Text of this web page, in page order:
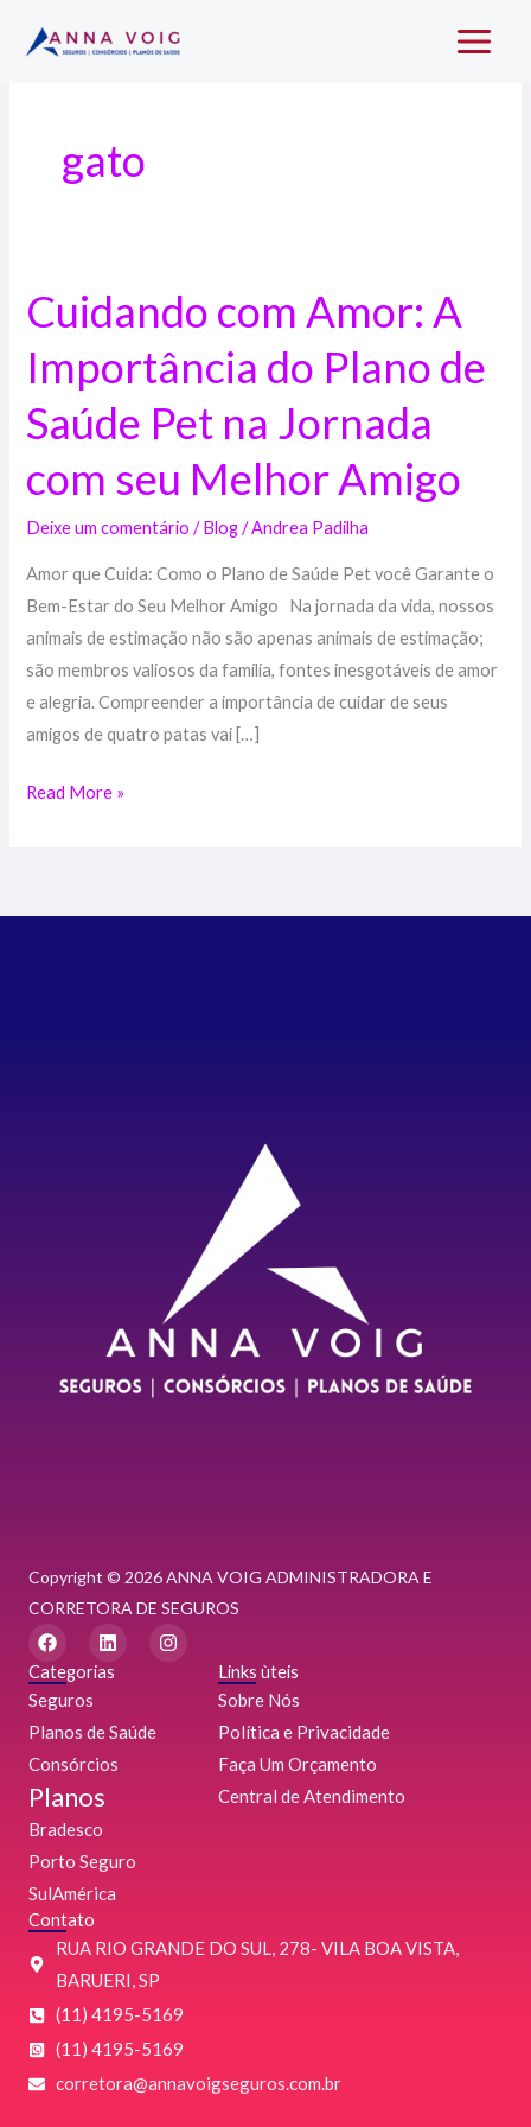
para
Main
gato
Cuidando com Amor: A
Importância do Plano de
Saúde Pet na Jornada
com seu Melhor Amigo
Deixe um comentário /Blog/Andrea Padilha
Amor que Cuida: Como o Plano de Saúde Pet você Garante o
Bem-Estar do Seu Melhor Amigo Na jornada da vida, nossos
animais de estimação não são apenas animais de estimação;
são membros valiosos da família, fontes inesgotáveis ​​de amor
e alegria. Compreender a importância de cuidar de seus
amigos de quatro patas vai […]
Cuidando
com
Amor:
Importância
Plano
de
Pet
na
Jornada
com
seu
Melhor
Read More »
Copyright © 2026 ANNA VOIG ADMINISTRADORA E
CORRETORA DE SEGUROS
F
a
c
e
b
o
o
k
L
i
n
d
i
n
I
n
Categorias
Seguros
Planos de Saúde
Consórcios
Planos
Bradesco
Porto Seguro
SulAmérica
Links ùteis
Sobre Nós
Política e Privacidade
Faça Um Orçamento
Central de Atendimento
Contato
RUA RIO GRANDE DO SUL, 278- VILA BOA VISTA,
BARUERI, SP
(11) 4195-5169
(11) 4195-5169
‌corretora@annavoigseguros.com.br